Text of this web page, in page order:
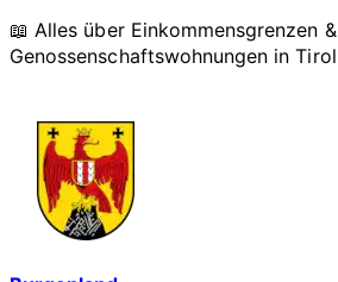
📖 Alles über Einkommensgrenzen &
Genossenschaftswohnungen inTirol